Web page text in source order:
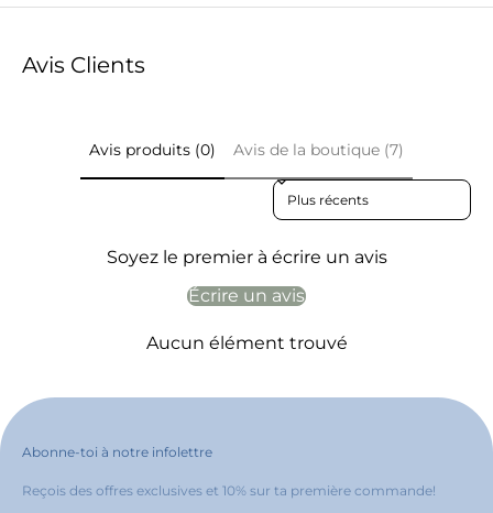
Avis Clients
Avis produits (0) Avis de la boutique (7)
Sort reviews by
Soyez le premier à écrire un avis
Écrire un avis
Aucun élément trouvé
Abonne-toi à notre infolettre
Reçois des offres exclusives et 10% sur ta première commande!